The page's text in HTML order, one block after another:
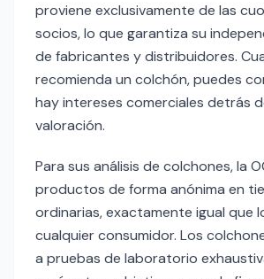
proviene exclusivamente de las
socios, lo que garantiza su
de fabricantes y distribuidores.
recomienda un colchón, puedes
hay intereses comerciales detrás
valoración.
Para sus análisis de colchones, la
productos de forma anónima en
ordinarias, exactamente igual que
cualquier consumidor. Los
a pruebas de laboratorio